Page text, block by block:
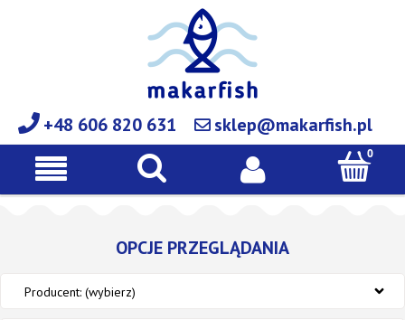
+48 606 820 631 sklep@makarfish.pl
OPCJE PRZEGLĄDANIA
Producent: (wybierz)